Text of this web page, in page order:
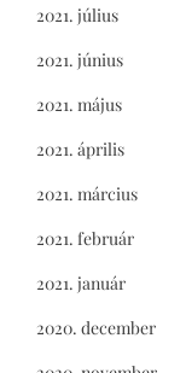
2021. július
2021. június
2021. május
2021. április
2021. március
2021. február
2021. január
2020. december